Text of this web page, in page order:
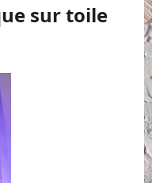
sur toile